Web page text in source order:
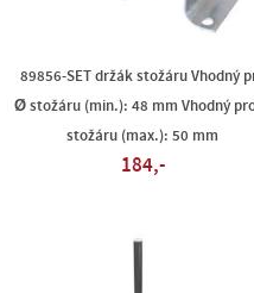
89856-SET držák stožáru Vhodný
Ø stožáru (min.): 48 mm Vhodný
stožáru (max.): 50 mm
184,-